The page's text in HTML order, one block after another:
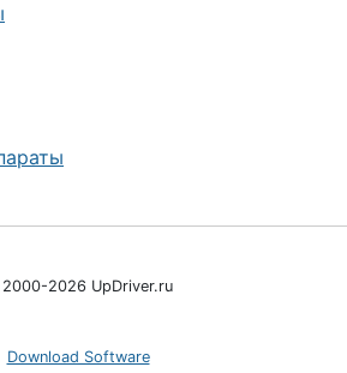
2026 UpDriver.ru
Download Software